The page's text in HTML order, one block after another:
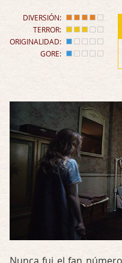
DIVERSIÓN:
TERROR:
ORIGINALIDAD:
GORE: